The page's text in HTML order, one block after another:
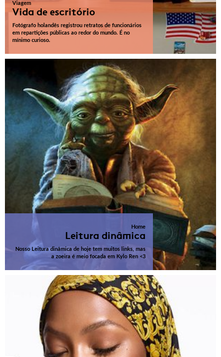
Viagem
Vida de escritório
Fotógrafo holandês registrou retratos de funcionários
em repartições públicas ao redor do mundo. É no
mínimo curioso.
Home
Leitura dinâmica
Nosso Leitura dinâmica de hoje tem muitos links, mas
a zoeira é meio focada em Kylo Ren <3